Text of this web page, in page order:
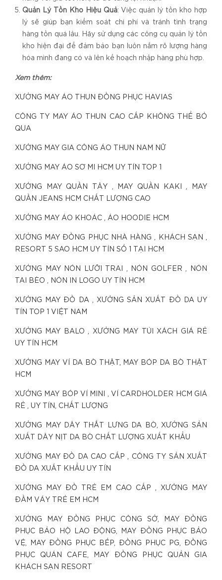
Quản Lý Tồn Kho Hiệu Quả: Việc quản lý tồn kho hợp
lý sẽ giúp bạn kiểm soát chi phí và tránh tình trạng
hàng tồn quá lâu. Hãy sử dụng các công cụ quản lý tồn
kho hiện đại để đảm bảo bạn luôn nắm rõ lượng hàng
hóa mình đang có và lên kế hoạch nhập hàng phù hợp.
Xem thêm:
XƯỞNG MAY ÁO THUN ĐỒNG PHỤC HAVIAS
CÔNG TY MAY ÁO THUN CAO CẤP KHÔNG THỂ BỎ
QUA
XƯỞNG MAY GIA CÔNG ÁO THUN NAM NỮ
XƯỞNG MAY ÁO SƠ MI HCM UY TÍN TOP 1
XƯỞNG MAY QUẦN TÂY , MAY QUẦN KAKI , MAY
QUẦN JEANS HCM CHẤT LƯỢNG CAO
XƯỞNG MAY ÁO KHOÁC , ÁO HOODIE HCM
XƯỞNG MAY ĐỒNG PHỤC NHÀ HÀNG , KHÁCH SẠN ,
RESORT 5 SAO HCM UY TÍN SỐ 1 TẠI HCM
XƯỞNG MAY NÓN LƯỠI TRAI , NÓN GOLFER , NÓN
TAI BÈO , NÓN IN LOGO UY TÍN HCM
XƯỞNG MAY ĐỒ DA , XƯỞNG SẢN XUẤT ĐỒ DA UY
TÍN TOP 1 VIỆT NAM
XƯỞNG MAY BALO , XƯỞNG MAY TÚI XÁCH GIÁ RẺ
UY TÍN HCM
XƯỞNG MAY VÍ DA BÒ THẬT, MAY BÓP DA BÒ THẬT
HCM
XƯỞNG MAY BÓP VÍ MINI , VÍ CARDHOLDER HCM GIÁ
RẺ , UY TÍN, CHẤT LƯỢNG
XƯỞNG MAY DÂY THẮT LƯNG DA BÒ, XƯỞNG SẢN
XUẤT DÂY NỊT DA BÒ CHẤT LƯỢNG XUẤT KHẨU
XƯỞNG MAY ĐỒ DA CAO CẤP , CÔNG TY SẢN XUẤT
ĐỒ DA XUẤT KHẨU UY TÍN
XƯỞNG MAY ĐỒ TRẺ EM CAO CẤP , XƯỞNG MAY
ĐẦM VÁY TRẺ EM HCM
XƯỞNG MAY ĐỒNG PHỤC CÔNG SỞ, MAY ĐỒNG
PHỤC BẢO HỘ LAO ĐỘNG, MAY ĐỒNG PHỤC BẢO
VỆ, MAY ĐỒNG PHỤC BẾP, ĐỒNG PHỤC PG, ĐỒNG
PHỤC QUÁN CAFE, MAY ĐỒNG PHỤC QUẢN GIA
KHÁCH SẠN RESORT